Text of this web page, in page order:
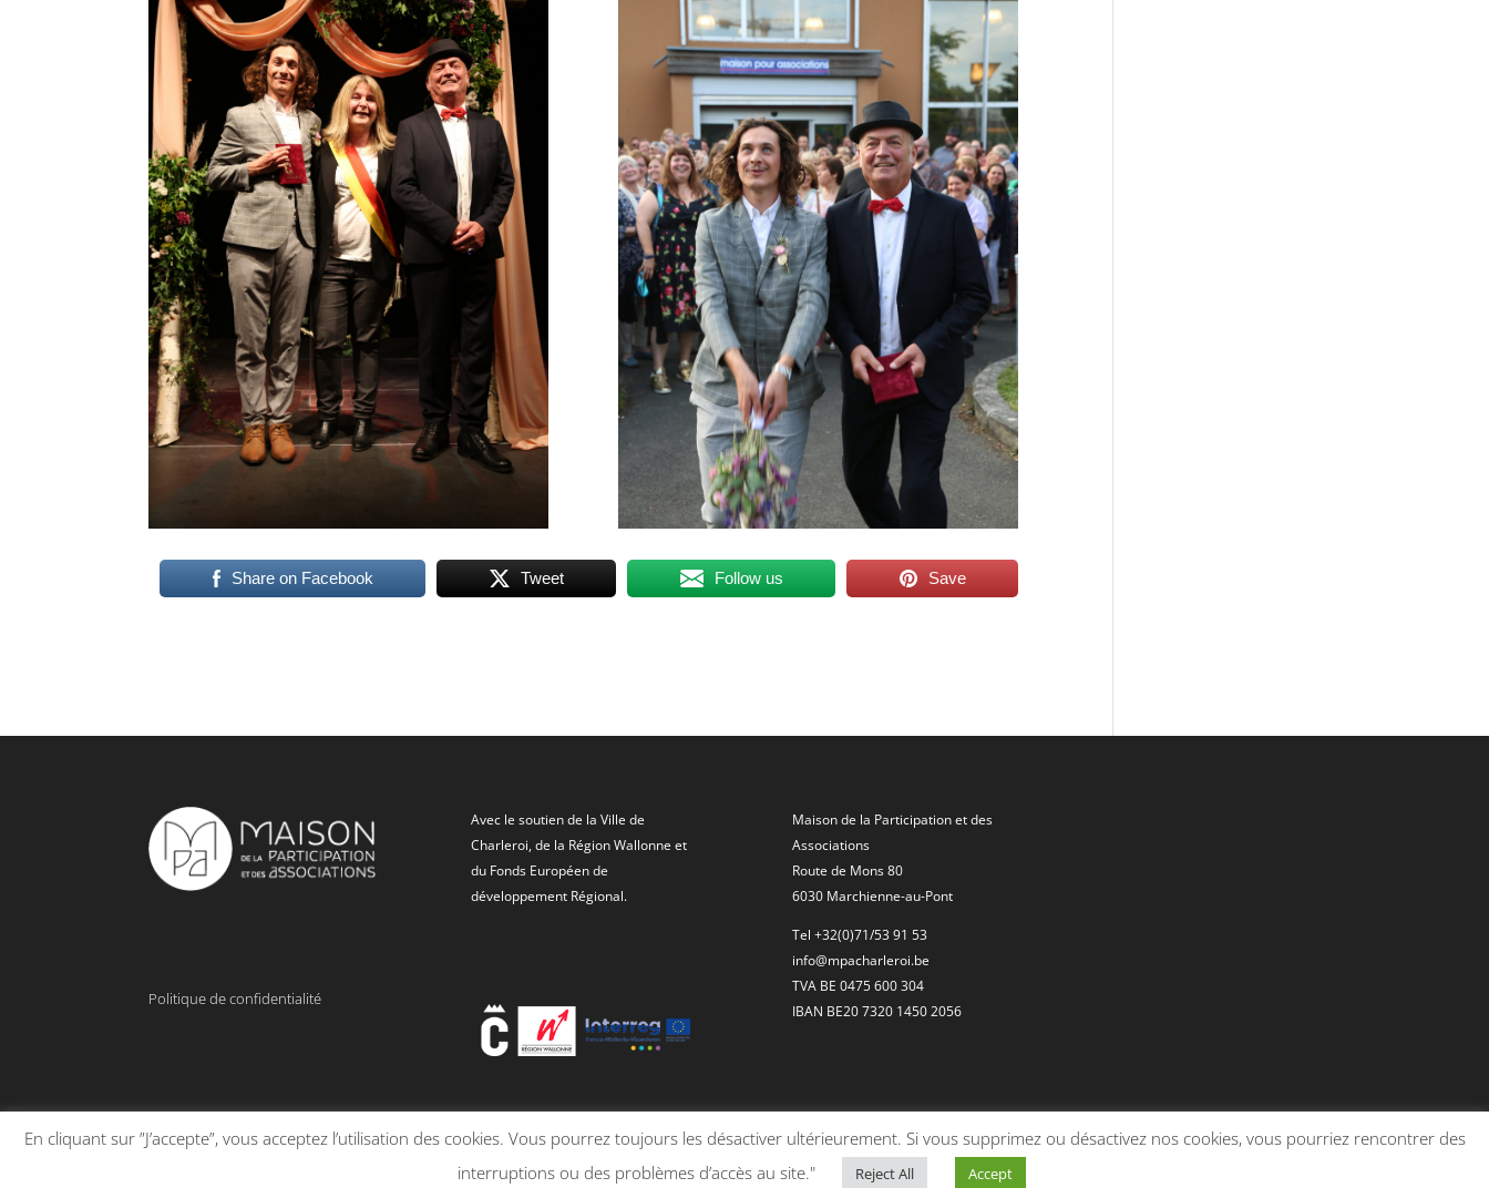
Share on Facebook Tweet Follow us Save
Politique de confidentialité
Avec le soutien de la Ville de
Charleroi, de la Région Wallonne et
du Fonds Européen de
développement Régional.
Maison de la Participation et des
Associations
Route de Mons 80
6030 Marchienne-au-Pont
Tel +32(0)71/53 91 53
info@mpacharleroi.be
TVA BE 0475 600 304
IBAN BE20 7320 1450 2056
WordPress
En cliquant sur ”J’accepte”, vous acceptez l’utilisation des cookies. Vous pourrez toujours les désactiver ultérieurement. Si vous supprimez ou désactivez nos cookies, vous pourriez rencontrer des
interruptions ou des problèmes d’accès au site."
Reject All Accept